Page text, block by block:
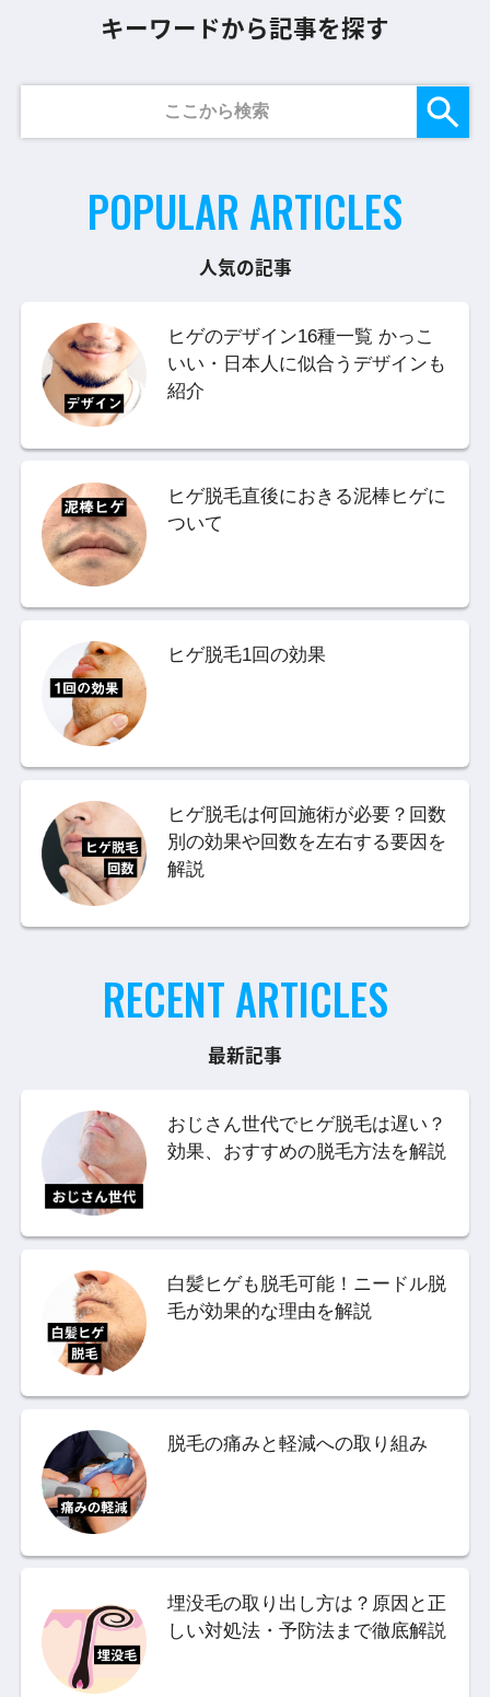
キーワードから記事を探す
POPULAR ARTICLES
人気の記事
ヒゲのデザイン16種一覧 かっこ
いい・日本人に似合うデザインも
紹介
ヒゲ脱毛直後におきる泥棒ヒゲに
ついて
ヒゲ脱毛1回の効果
ヒゲ脱毛は何回施術が必要？回数
別の効果や回数を左右する要因を
解説
RECENT ARTICLES
最新記事
おじさん世代でヒゲ脱毛は遅い？
効果、おすすめの脱毛方法を解説
白髪ヒゲも脱毛可能！ニードル脱
毛が効果的な理由を解説
脱毛の痛みと軽減への取り組み
埋没毛の取り出し方は？原因と正
しい対処法・予防法まで徹底解説